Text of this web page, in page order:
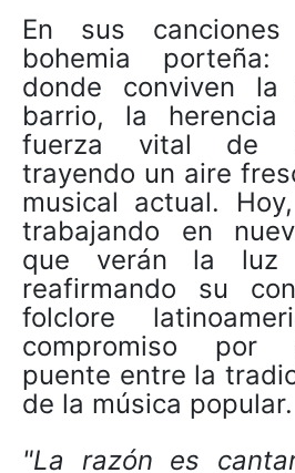
En sus
bohemia
donde conviven la
barrio, la
fuerza vital de
trayendo un aire
musical actual.
trabajando en
que verán la luz
reafirmando su
folclore
compromiso por
puente entre la
de la música popular.
"La razón es